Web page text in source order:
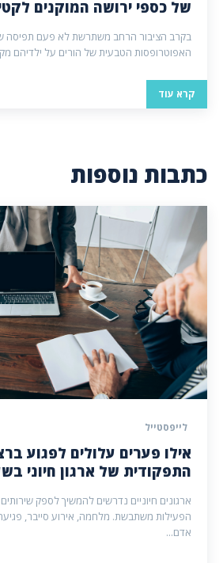
של כספי ירושה המוקנים
בקרב הציבור הרחב משתרשת לא פעם תפיסה
האפוטרופסות הטבעית של הורים על ילדיהם
קרא עוד
כתבות נוספות
לייפסטייל
אילו פערים עלולים לפגוע
התפקודית של ארגון חיוני
ארגונים חיוניים נדרשים להמשיך לספק
הפעילות משתבשת. מלחמה, אירוע סייבר,
אדם...